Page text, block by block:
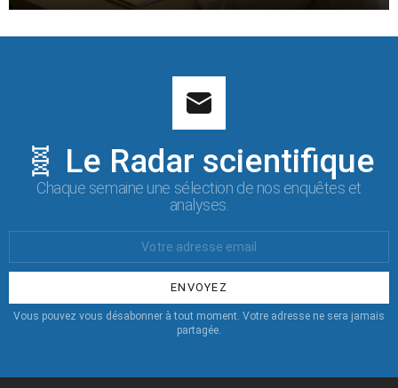
🧬 Le Radar scientifique
Chaque semaine une sélection de nos enquêtes et
analyses.
:
Vous pouvez vous désabonner à tout moment. Votre adresse ne sera jamais
partagée.